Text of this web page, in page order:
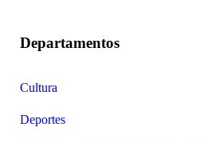
Departamentos
Cultura
Deportes